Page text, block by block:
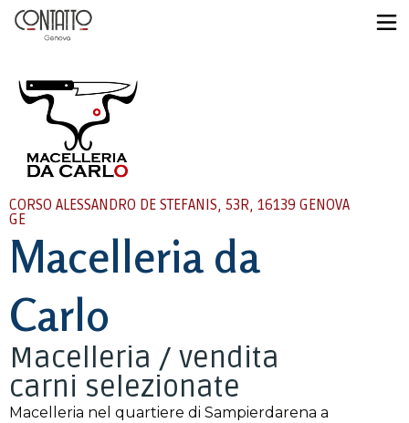
CORSO ALESSANDRO DE STEFANIS, 53R, 16139 GENOVA
GE
Macelleria da
Carlo
Macelleria / vendita
carni selezionate
Macelleria nel quartiere di Sampierdarena a